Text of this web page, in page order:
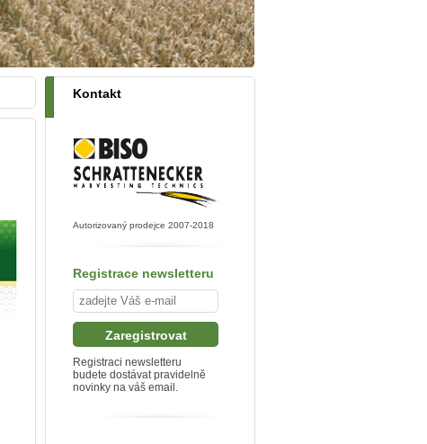
Kontakt
Autorizovaný prodejce 2007-2018
Registrace newsletteru
Registraci newsletteru
budete dostávat pravidelně
novinky na váš email.